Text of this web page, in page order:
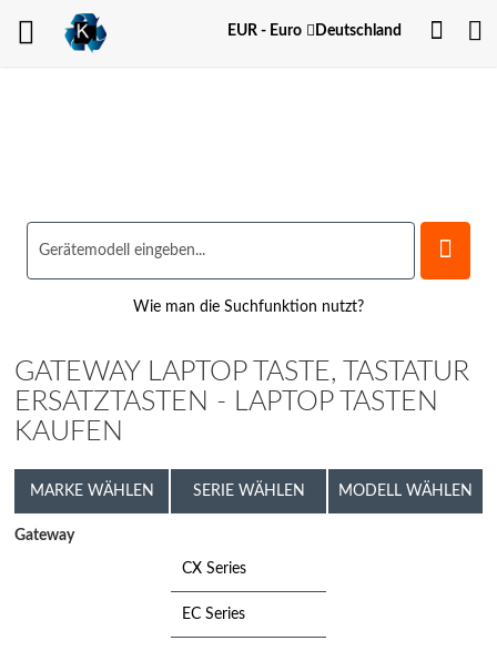
Währung
EUR - Euro Deutschland
Dein
Wie man die Suchfunktion nutzt?
GATEWAY LAPTOP TASTE, TASTATUR
ERSATZTASTEN - LAPTOP TASTEN
KAUFEN
MARKE WÄHLEN SERIE WÄHLEN MODELL WÄHLEN
Gateway
CX Series
EC Series